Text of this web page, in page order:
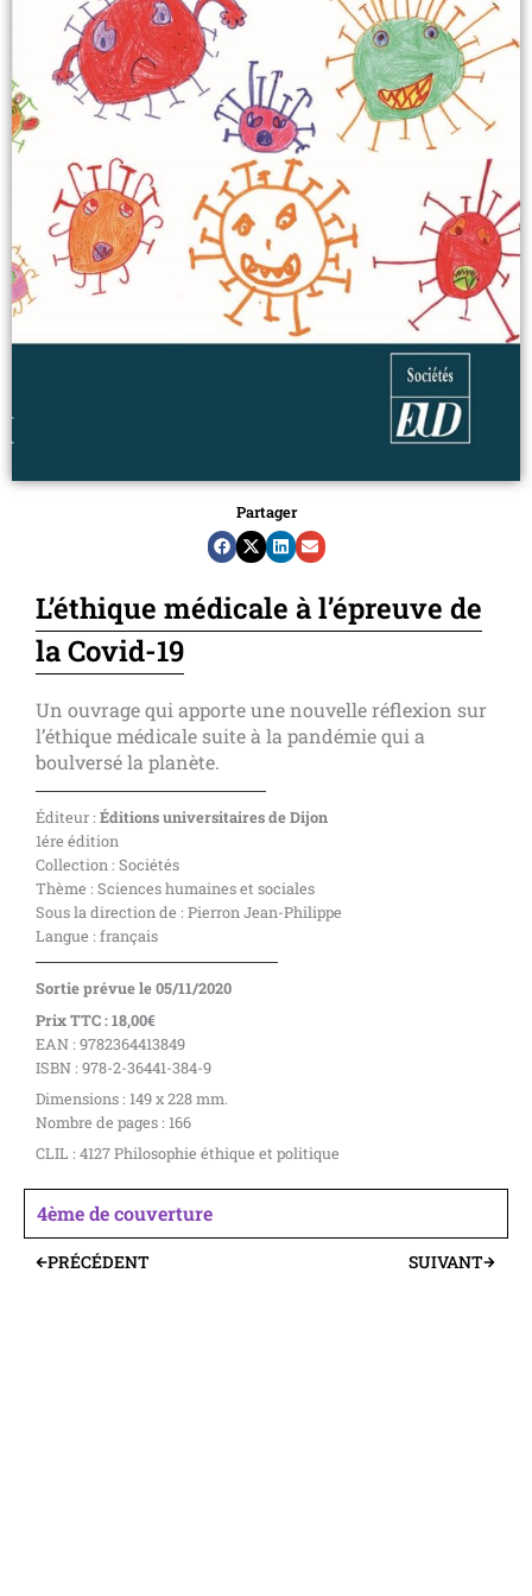
Partager
L’éthique médicale à l’épreuve de
la Covid-19
Un ouvrage qui apporte une nouvelle réflexion sur
l’éthique médicale suite à la pandémie qui a
boulversé la planète.
Éditeur : Éditions universitaires de Dijon
1ére édition
Collection : Sociétés
Thème : Sciences humaines et sociales
Sous la direction de : Pierron Jean-Philippe
Langue : français
Sortie prévue le 05/11/2020
Prix TTC : 18,00€
EAN : 9782364413849
ISBN : 978-2-36441-384-9
Dimensions : 149 x 228 mm.
Nombre de pages : 166
CLIL : 4127 Philosophie éthique et politique
4ème de couverture
Précédent
PRÉCÉDENT SUIVANTSuivant